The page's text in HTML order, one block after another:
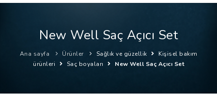
FIRMALAR
ÜRÜNLER
NASIL ÇALIŞIR?
New Well Saç Açıcı Set
Ana sayfa Ürünler Sağlık ve güzellik
Kişisel bakım
ürünleri
Saç boyaları New Well Saç Açıcı Set